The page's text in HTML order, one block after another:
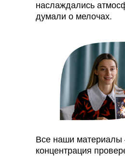
Все наши
концентрация
наслаждались
думали о мелочах.